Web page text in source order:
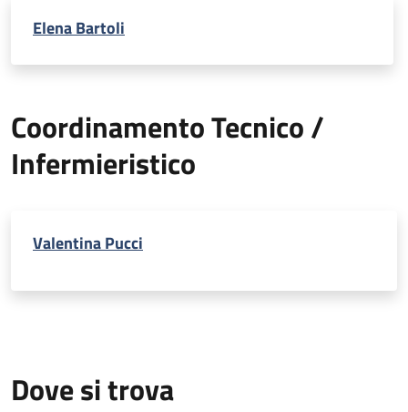
Elena Bartoli
Coordinamento Tecnico /
Infermieristico
Valentina Pucci
Dove si trova